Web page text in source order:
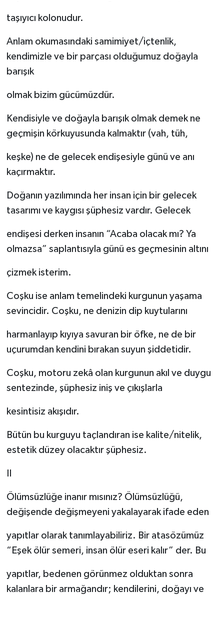
taşıyıcı kolonudur.
Anlam okumasındaki samimiyet/içtenlik,
kendimizle ve bir parçası olduğumuz doğayla
barışık
olmak bizim gücümüzdür.
Kendisiyle ve doğayla barışık olmak demek ne
geçmişin körkuyusunda kalmaktır (vah, tüh,
keşke) ne de gelecek endişesiyle günü ve anı
kaçırmaktır.
Doğanın yazılımında her insan için bir gelecek
tasarımı ve kaygısı şüphesiz vardır. Gelecek
endişesi derken insanın “Acaba olacak mı? Ya
olmazsa” saplantısıyla günü es geçmesinin altını
çizmek isterim.
Coşku ise anlam temelindeki kurgunun yaşama
sevincidir. Coşku, ne denizin dip kuytularını
harmanlayıp kıyıya savuran bir öfke, ne de bir
uçurumdan kendini bırakan suyun şiddetidir.
Coşku, motoru zekâ olan kurgunun akıl ve duygu
sentezinde, şüphesiz iniş ve çıkışlarla
kesintisiz akışıdır.
Bütün bu kurguyu taçlandıran ise kalite/nitelik,
estetik düzey olacaktır şüphesiz.
Ölümsüzlüğe inanır mısınız? Ölümsüzlüğü,
değişende değişmeyeni yakalayarak ifade eden
yapıtlar olarak tanımlayabiliriz. Bir atasözümüz
“Eşek ölür semeri, insan ölür eseri kalır” der. Bu
yapıtlar, bedenen görünmez olduktan sonra
kalanlara bir armağandır; kendilerini, doğayı ve